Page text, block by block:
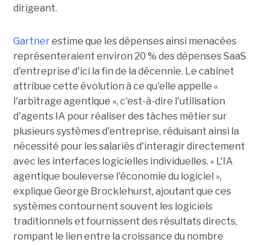
dirigeant.
Gartnerestime que les dépenses ainsi menacées
représenteraient environ 20 % des dépenses SaaS
d'entreprise d'ici la fin de la décennie. Le cabinet
attribue cette évolution à ce qu'elle appelle «
l'arbitrage agentique », c'est-à-dire l'utilisation
d'agents IA pour réaliser des tâches métier sur
plusieurs systèmes d'entreprise, réduisant ainsi la
nécessité pour les salariés d'interagir directement
avec les interfaces logicielles individuelles. « L'IA
agentique bouleverse l'économie du logiciel »,
explique George Brocklehurst, ajoutant que ces
systèmes contournent souvent les logiciels
traditionnels et fournissent des résultats directs,
rompant le lien entre la croissance du nombre